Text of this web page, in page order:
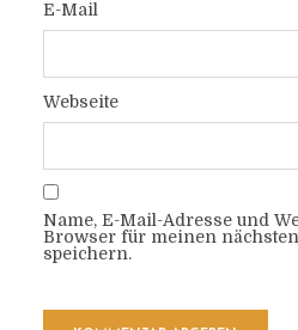
E-Mail
Webseite
Name, E-Mail-Adresse und
Browser für meinen
speichern.